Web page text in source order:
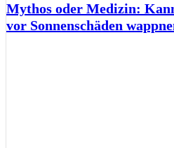
Mythos oder Medizin:
vor Sonnenschäden